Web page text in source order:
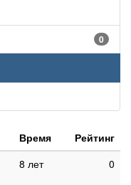
0
Время
Рейтинг
8 лет 0